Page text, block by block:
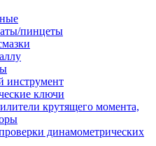
пинцеты
инструмент
ключи
крутящего момента,
динамометрических